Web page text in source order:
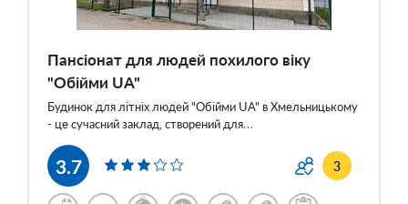
Пансіонат для людей похилого віку
"Обійми UA"
Будинок для літніх людей "Обійми UA" в Хмельницькому
- це сучасний заклад, створений для…
3.7 3